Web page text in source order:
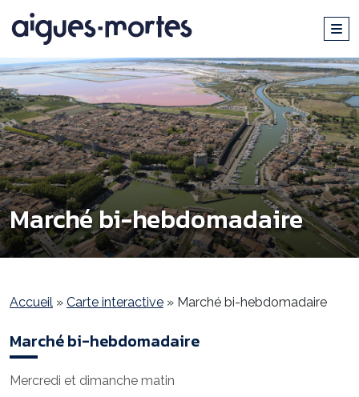
Marché bi-hebdomadaire
Accueil » Carte interactive » Marché bi-hebdomadaire
Marché bi-hebdomadaire
Mercredi et dimanche matin